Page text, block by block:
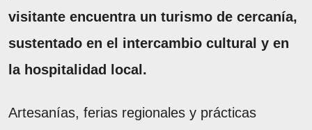
visitante encuentra un turismo de cercanía,
sustentado en el intercambio cultural y en
la hospitalidad local.
Artesanías, ferias regionales y prácticas